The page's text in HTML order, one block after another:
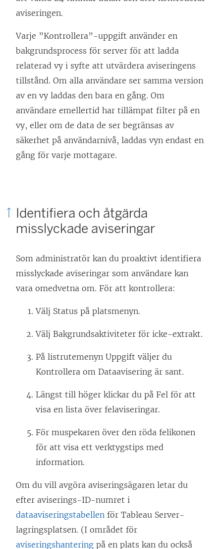
aviseringen.
Varje ”Kontrollera”-uppgift använder en
bakgrundsprocess för server för att ladda
relaterad vy i syfte att utvärdera aviseringens
tillstånd. Om alla användare ser samma version
av en vy laddas den bara en gång. Om
användare emellertid har tillämpat filter på en
vy, eller om de data de ser begränsas av
säkerhet på användarnivå, laddas vyn endast en
gång för varje mottagare.
Identifiera och åtgärda
misslyckade aviseringar
Som administratör kan du proaktivt identifiera
misslyckade aviseringar som användare kan
vara omedvetna om. För att kontrollera:
Välj Status på platsmenyn.
Välj Bakgrundsaktiviteter för icke-extrakt.
På listrutemenyn Uppgift väljer du
Kontrollera om Dataavisering är sant.
Längst till höger klickar du på Fel för att
visa en lista över felaviseringar.
För muspekaren över den röda felikonen
för att visa ett verktygstips med
information.
Om du vill avgöra aviseringsägaren letar du
efter aviserings-ID-numret i
dataaviseringstabellen för Tableau Server-
lagringsplatsen. (I området för
aviseringshantering på en plats kan du också